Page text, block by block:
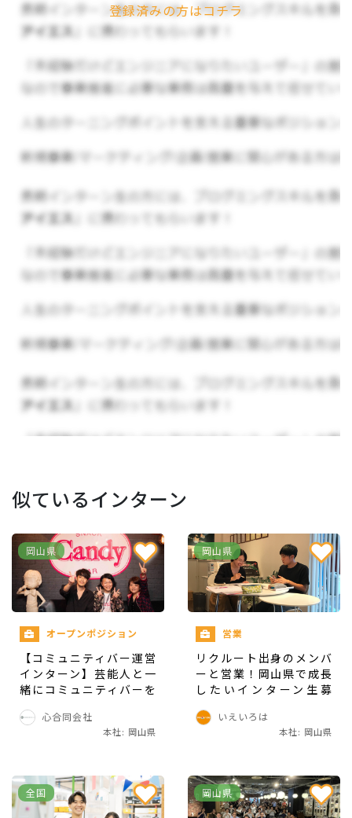
お仕事の内容について
店長代理として、
書店での販売や棚づくり、喫茶
店、オープンスペースを活用したイベント企画など
幅広い業務をになってくれるインターン生を募集
します！
▼具体的な業務内容
店舗販売（書店+喫茶店）における業務
棚づくり
イベント企画
考えています。大きな投資が必要になる場合は要相
談ですが、それ以外のことはなんでもお任せしま
す！
お店のリソースを使って、様々な施策を実行して、
お店をよりよくしていくプロジェクトチームだと
認識してください！
▼教育体制
最初は一緒に勤務しながら基礎的なところをお伝
えしますが、その先はある程度お任せしていきた
登録済みの方はコチラ
似ているインターン
岡山県
オープンポジション
【コミュニティバー運営
インターン】芸能人と一
緒にコミュニティバーを
心合同会社
本社: 岡山県
岡山県
営業
リクルート出身のメンバ
ーと営業！岡山県で成長
したいインターン生募
いえいろは
本社: 岡山県
全国 岡山県